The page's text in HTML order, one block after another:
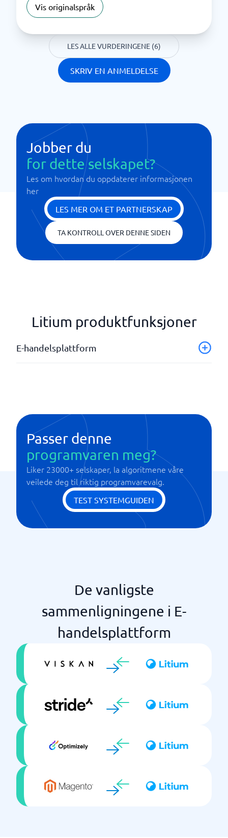
Vis originalspråk
LES ALLE VURDERINGENE (6)
SKRIV EN ANMELDELSE
Jobber du
for dette selskapet?
Les om hvordan du oppdaterer informasjonen
her
LES MER OM ET PARTNERSKAP
TA KONTROLL OVER DENNE SIDEN
Litium produktfunksjoner
E-handelsplattform
Headless/Decoupled Støtte
Innebygd CMS (Publiseringsverktøy)
Koble til eksterne markedsplasser
Kundesegmentering & Grupper
Omnikanal/Unified Handel
PIM-Integrasjon (Produktinformasjon)
Plug-in & App Marketplace
Prislister
Salgsanalyse & Rapportering
Passer denne
programvaren meg?
Liker 23000+ selskaper, la algoritmene våre
veilede deg til riktig programvarevalg.
TEST SYSTEMGUIDEN
De vanligste
sammenligningene i E-
handelsplattform